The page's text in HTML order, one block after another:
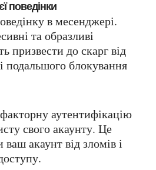
поведінки
та образливі
призвести до скарг від
подальшого блокування
свого акаунту. Це
акаунт від зломів і